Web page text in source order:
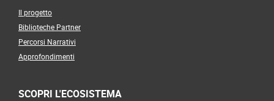
Il progetto
Biblioteche Partner
Percorsi Narrativi
Approfondimenti
SCOPRI L'ECOSISTEMA